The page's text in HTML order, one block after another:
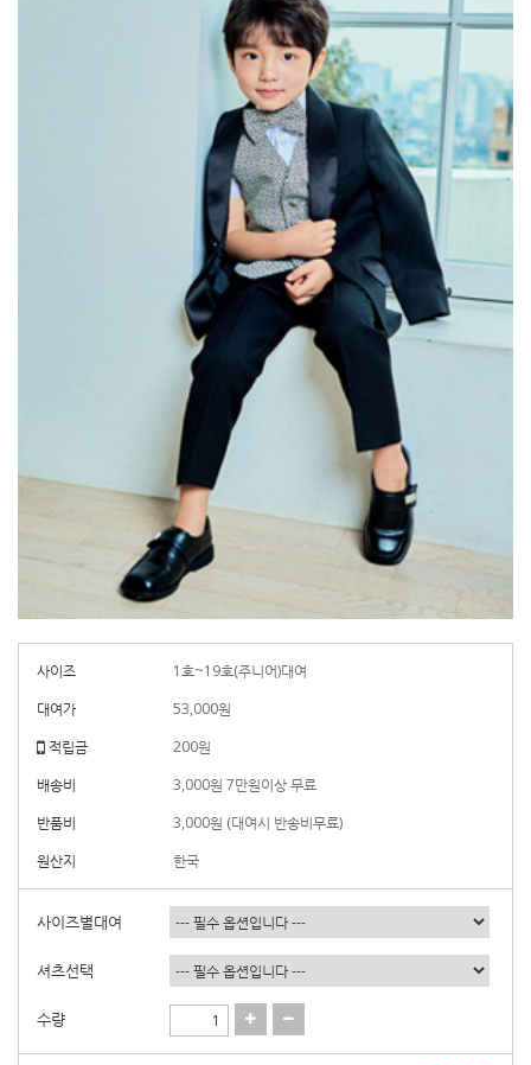
사이즈
1호~19호(주니어)대여
대여가
53,000원
적립금
200원
배송비
3,000원 7만원이상 무료
반품비
3,000원 (대여시 반송비무료)
원산지
한국
사이즈별대여
셔츠선택
수량